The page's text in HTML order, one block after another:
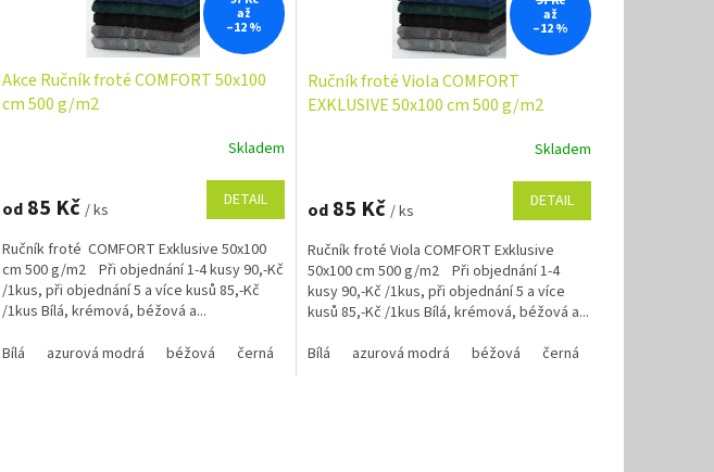
červená hnědá 1420 krémová marine modrá oranžová purpurová stříbrná
až
–12 %
Akce Ručník froté COMFORT 50x100
cm 500 g/m2
je
z
5
hvězdiček.
Skladem
od85 Kč / ks DETAIL
Ručník froté COMFORT Exklusive 50x100
cm 500 g/m2 Při objednání 1-4 kusy 90,-Kč
/1kus, při objednání 5 a více kusů 85,-Kč
/1kus Bílá, krémová, béžová a...
Bílá
azurová modrá béžová černá červená krémová marine modrá oranžová
až
–12 %
Ručník froté Viola COMFORT
EXKLUSIVE 50x100 cm 500 g/m2
je
z
5
hvězdiček.
Skladem
od85 Kč / ks DETAIL
Ručník froté Viola COMFORT Exklusive
50x100 cm 500 g/m2 Při objednání 1-4
kusy 90,-Kč /1kus, při objednání 5 a více
kusů 85,-Kč /1kus Bílá, krémová, béžová a...
Bílá
azurová modrá béžová černá